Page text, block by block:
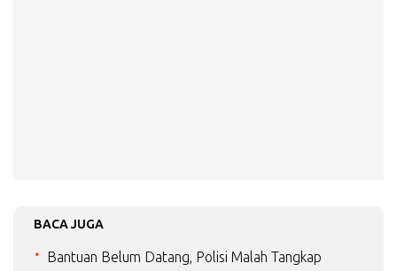
BACA JUGA
Bantuan Belum Datang, Polisi Malah Tangkap